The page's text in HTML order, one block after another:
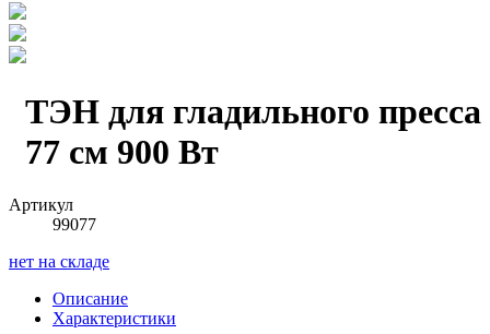
ТЭН для гладильного пресса
77 см 900 Вт
Артикул
99077
нет на складе
Описание
Характеристики